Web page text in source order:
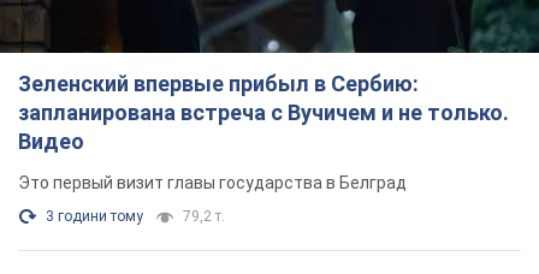
Зеленский впервые прибыл в Сербию:
запланирована встреча с Вучичем и не только.
Видео
Это первый визит главы государства в Белград
3 години тому 79,2 т.